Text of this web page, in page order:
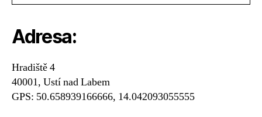
Adresa:
Hradiště 4
40001, Ustí nad Labem
GPS: 50.658939166666, 14.042093055555